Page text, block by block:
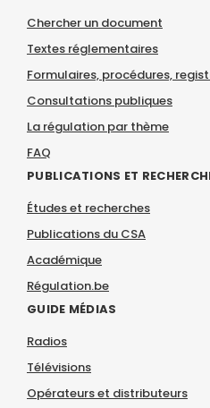
Chercher un document
Textes réglementaires
Formulaires, procédures,
Consultations publiques
La régulation par thème
FAQ
PUBLICATIONS ET
Études et recherches
Publications du CSA
Académique
Régulation.be
GUIDE MÉDIAS
Radios
Télévisions
Opérateurs et distributeurs